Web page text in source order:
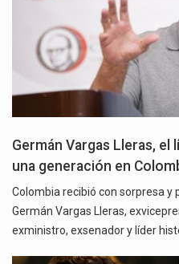
Germán Vargas Lleras,
una generación en
Colombia recibió con sorpresa y
Germán Vargas Lleras,
exministro, exsenador y líder